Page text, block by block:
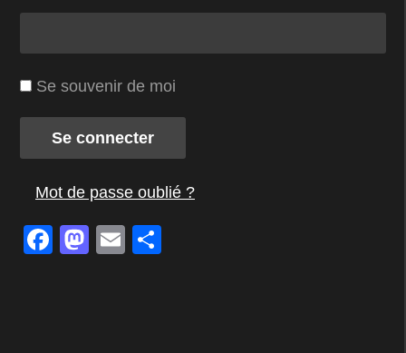
Se souvenir de moi
Se connecter
Mot de passe oublié ?
Facebook
Mastodon
Email